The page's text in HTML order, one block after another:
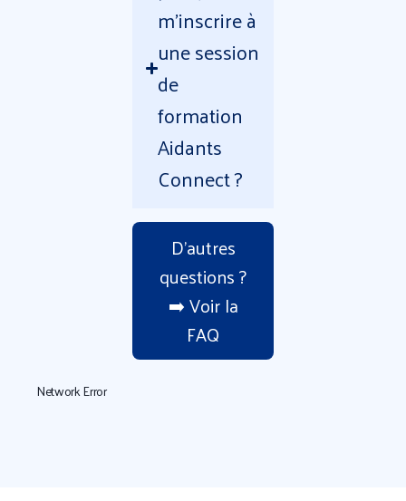
m'inscrire à
une session
de
formation
Aidants
Connect ?
D'autres
questions ?
➡️ Voir la
FAQ
Network Error